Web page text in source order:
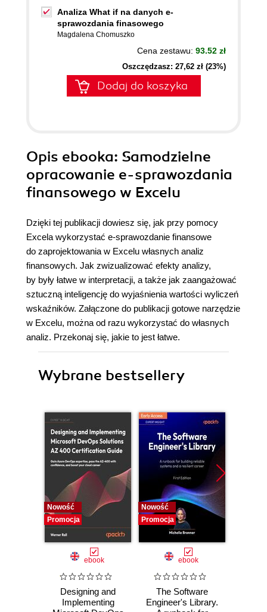
Analiza What if na danych e-
sprawozdania finasowego
Magdalena Chomuszko
Cena zestawu: 93.52 zł
Oszczędzasz: 27,62 zł (23%)
Dodaj do koszyka
Opis ebooka: Samodzielne
opracowanie e-sprawozdania
finansowego w Excelu
Dzięki tej publikacji dowiesz się, jak przy pomocy
Excela wykorzystać e-sprawozdanie finansowe
do zaprojektowania w Excelu własnych analiz
finansowych. Jak zwizualizować efekty analizy,
by były łatwe w interpretacji, a także jak zaangażować
sztuczną inteligencję do wyjaśnienia wartości wyliczeń
wskaźników. Załączone do publikacji gotowe narzędzie
w Excelu, można od razu wykorzystać do własnych
analiz. Przekonaj się, jakie to jest łatwe.
Wybrane bestsellery
Nowość
Promocja
ebook
Designing and
Implementing
Nowość
Promocja
ebook
The Software
Engineer's Library.